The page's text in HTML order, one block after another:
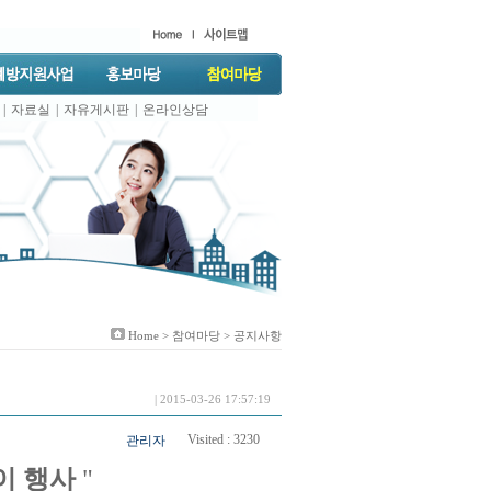
자료실 자유게시판 온라인상담
Home > 참여마당 > 공지사항
| 2015-03-26 17:57:19
관리자 Visited : 3230
행사"